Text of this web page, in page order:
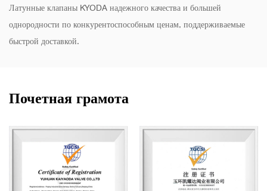
Латунные клапаны KYODA надежного качества и большей
однородности по конкурентоспособным ценам, поддерживаемые
быстрой доставкой.
Почетная грамота